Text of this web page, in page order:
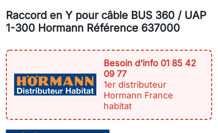
Raccord en Y pour câble BUS 360 / UAP
1-300 Hormann Référence 637000
Besoin d‘info 01 85 42
09 77
1er distributeur
Hormann France
habitat